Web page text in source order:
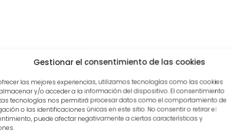
Gestionar el consentimiento de las cookies
las mejores experiencias, utilizamos tecnologías como las cookies
y/o acceder a la información del dispositivo. El consentimiento
tecnologías nos permitirá procesar datos como el comportamiento de
o las identificaciones únicas en este sitio. No consentir o retirar el
puede afectar negativamente a ciertas características y
Enlaces
Reseña 'Más allá del amor'